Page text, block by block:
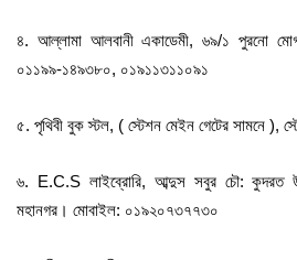
৪. আল্লামা আলবানী একাডেমী, ৬৯/১ পুরনো
০১১৯৯-১৪৯৩৮০, ০১৯১১৩১১০৯১
৫. পৃথিবী বুক স্টল, ( স্টেশন মেইন গেটের সামনে ),
৬. E.C.S লাইব্রোরি, আব্দুস সবুর চৌ: কুদরত
মহানগর। মোবাইল: ০১৯২০৭৩৭৭৩০